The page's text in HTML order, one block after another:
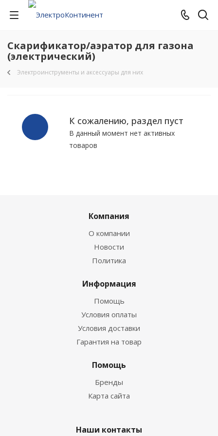
Скарификатор/аэратор для газона
(электрический)
Электроинструменты и аксессуары для них
К сожалению, раздел пуст
В данный момент нет активных
товаров
Компания
О компании
Новости
Политика
Информация
Помощь
Условия оплаты
Условия доставки
Гарантия на товар
Помощь
Бренды
Карта сайта
Наши контакты